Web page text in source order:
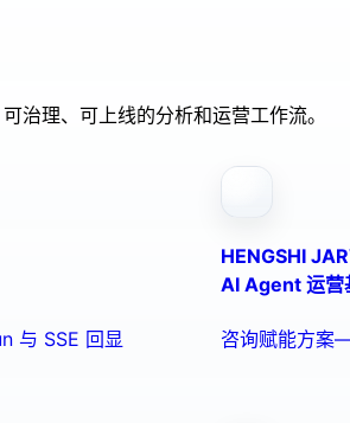
治理、可上线的分析和运营工作流。
与 SSE 回显
HENGSHI
AI Agent 运营
咨询赋能方案